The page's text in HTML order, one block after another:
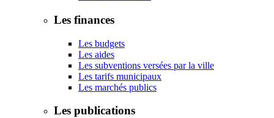
Les finances
Les budgets
Les aides
Les subventions versées par la ville
Les tarifs municipaux
Les marchés publics
Les publications